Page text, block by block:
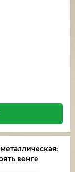
венге